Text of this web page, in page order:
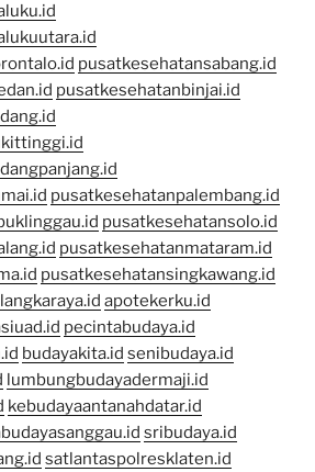
pusatkesehatansabang.id
pusatkesehatanbinjai.id
pusatkesehatanpalembang.id
pusatkesehatansolo.id
pusatkesehatanmataram.id
pusatkesehatansingkawang.id
apotekerku.id
pecintabudaya.id
budayakita.id senibudaya.id
lumbungbudayadermaji.id
kebudayaantanahdatar.id
sribudaya.id
satlantaspolresklaten.id